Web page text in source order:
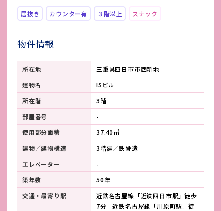
居抜き カウンター有 ３階以上 スナック
物件情報
所在地
三重県四日市市西新地
建物名
ISビル
所在階
3階
部屋番号
-
使用部分面積
37.40㎡
建物／建物構造
3階建／鉄骨造
エレベーター
-
築年数
50年
交通・最寄り駅
近鉄名古屋線「近鉄四日市駅」徒歩
7分 近鉄名古屋線「川原町駅」徒